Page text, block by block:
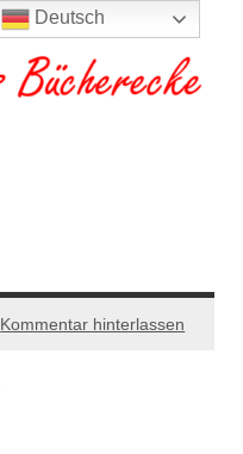
Kommentar hinterlassen
Deutsch